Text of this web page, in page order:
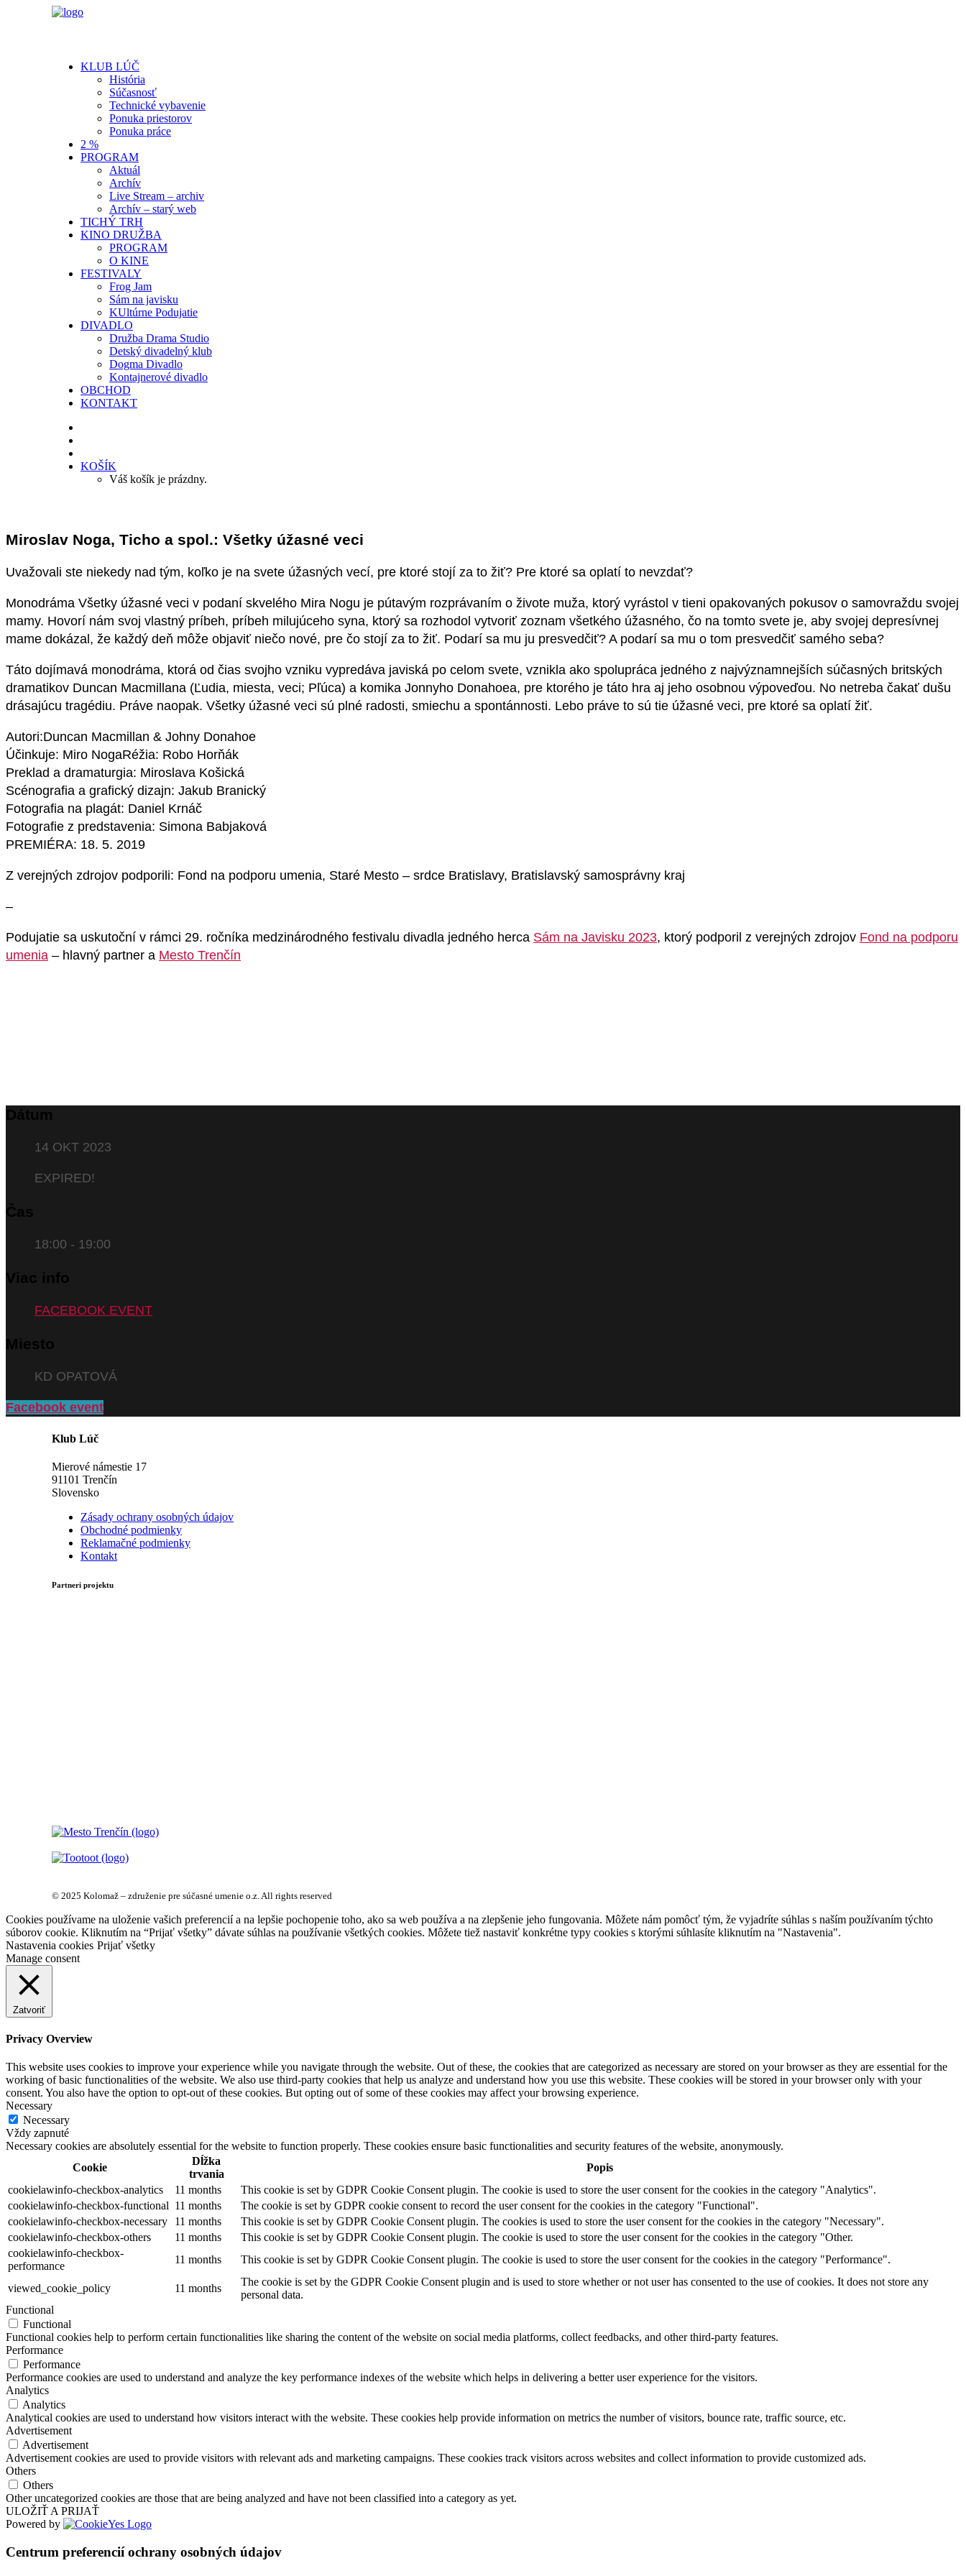
KLUB LÚČ
História
Súčasnosť
Technické vybavenie
Ponuka priestorov
Ponuka práce
2 %
PROGRAM
Aktuál
Archív
Live Stream – archiv
Archív – starý web
TICHÝ TRH
KINO DRUŽBA
PROGRAM
O KINE
FESTIVALY
Frog Jam
Sám na javisku
KUltúrne Podujatie
DIVADLO
Družba Drama Studio
Detský divadelný klub
Dogma Divadlo
Kontajnerové divadlo
OBCHOD
KONTAKT
KOŠÍK
Váš košík je prázdny.
Miroslav Noga, Ticho a spol.: Všetky úžasné veci
Uvažovali ste niekedy nad tým, koľko je na svete úžasných vecí, pre ktoré stojí za to žiť? Pre ktoré sa oplatí to nevzdať?
Monodráma Všetky úžasné veci v podaní skvelého Mira Nogu je pútavým rozprávaním o živote muža, ktorý vyrástol v tieni opakovaných pokusov o samovraždu svojej
mamy. Hovorí nám svoj vlastný príbeh, príbeh milujúceho syna, ktorý sa rozhodol vytvoriť zoznam všetkého úžasného, čo na tomto svete je, aby svojej depresívnej
mame dokázal, že každý deň môže objaviť niečo nové, pre čo stojí za to žiť. Podarí sa mu ju presvedčiť? A podarí sa mu o tom presvedčiť samého seba?
Táto dojímavá monodráma, ktorá od čias svojho vzniku vypredáva javiská po celom svete, vznikla ako spolupráca jedného z najvýznamnejších súčasných britských
dramatikov Duncan Macmillana (Ľudia, miesta, veci; Pľúca) a komika Jonnyho Donahoea, pre ktorého je táto hra aj jeho osobnou výpoveďou. No netreba čakať dušu
drásajúcu tragédiu. Práve naopak. Všetky úžasné veci sú plné radosti, smiechu a spontánnosti. Lebo práve to sú tie úžasné veci, pre ktoré sa oplatí žiť.
Autori:Duncan Macmillan & Johny Donahoe
Účinkuje: Miro NogaRéžia: Robo Horňák
Preklad a dramaturgia: Miroslava Košická
Scénografia a grafický dizajn: Jakub Branický
Fotografia na plagát: Daniel Krnáč
Fotografie z predstavenia: Simona Babjaková
PREMIÉRA: 18. 5. 2019
Z verejných zdrojov podporili: Fond na podporu umenia, Staré Mesto – srdce Bratislavy, Bratislavský samosprávny kraj
–
Podujatie sa uskutoční v rámci 29. ročníka medzinárodného festivalu divadla jedného herca Sám na Javisku 2023, ktorý podporil z verejných zdrojov Fond na podporu
umenia – hlavný partner a Mesto Trenčín
Dátum
14 OKT 2023
EXPIRED!
Čas
18:00 - 19:00
Viac info
FACEBOOK EVENT
Miesto
KD OPATOVÁ
Facebook event
Klub Lúč
Mierové námestie 17
91101 Trenčín
Slovensko
Zásady ochrany osobných údajov
Obchodné podmienky
Reklamačné podmienky
Kontakt
Partneri projektu
© 2025 Kolomaž – združenie pre súčasné umenie o.z. All rights reserved
Cookies používame na uloženie vašich preferencií a na lepšie pochopenie toho, ako sa web používa a na zlepšenie jeho fungovania. Môžete nám pomôcť tým, že vyjadríte súhlas s naším používaním týchto
súborov cookie. Kliknutím na “Prijať všetky” dávate súhlas na používanie všetkých cookies. Môžete tiež nastaviť konkrétne typy cookies s ktorými súhlasíte kliknutím na "Nastavenia".
Nastavenia cookies Prijať všetky
Manage consent
Zatvoriť
Privacy Overview
This website uses cookies to improve your experience while you navigate through the website. Out of these, the cookies that are categorized as necessary are stored on your browser as they are essential for the
working of basic functionalities of the website. We also use third-party cookies that help us analyze and understand how you use this website. These cookies will be stored in your browser only with your
consent. You also have the option to opt-out of these cookies. But opting out of some of these cookies may affect your browsing experience.
Necessary
Necessary
Vždy zapnuté
Necessary cookies are absolutely essential for the website to function properly. These cookies ensure basic functionalities and security features of the website, anonymously.
Cookie
Dĺžka
trvania
Popis
cookielawinfo-checkbox-analytics
11 months
This cookie is set by GDPR Cookie Consent plugin. The cookie is used to store the user consent for the cookies in the category "Analytics".
cookielawinfo-checkbox-functional 11 months
The cookie is set by GDPR cookie consent to record the user consent for the cookies in the category "Functional".
cookielawinfo-checkbox-necessary
11 months
This cookie is set by GDPR Cookie Consent plugin. The cookies is used to store the user consent for the cookies in the category "Necessary".
cookielawinfo-checkbox-others
11 months
This cookie is set by GDPR Cookie Consent plugin. The cookie is used to store the user consent for the cookies in the category "Other.
cookielawinfo-checkbox-
performance
11 months This cookie is set by GDPR Cookie Consent plugin. The cookie is used to store the user consent for the cookies in the category "Performance".
viewed_cookie_policy 11 months
The cookie is set by the GDPR Cookie Consent plugin and is used to store whether or not user has consented to the use of cookies. It does not store any
personal data.
Functional
Functional
Functional cookies help to perform certain functionalities like sharing the content of the website on social media platforms, collect feedbacks, and other third-party features.
Performance
Performance
Performance cookies are used to understand and analyze the key performance indexes of the website which helps in delivering a better user experience for the visitors.
Analytics
Analytics
Analytical cookies are used to understand how visitors interact with the website. These cookies help provide information on metrics the number of visitors, bounce rate, traffic source, etc.
Advertisement
Advertisement
Advertisement cookies are used to provide visitors with relevant ads and marketing campaigns. These cookies track visitors across websites and collect information to provide customized ads.
Others
Others
Other uncategorized cookies are those that are being analyzed and have not been classified into a category as yet.
ULOŽIŤ A PRIJAŤ
Powered by
Centrum preferencií ochrany osobných údajov